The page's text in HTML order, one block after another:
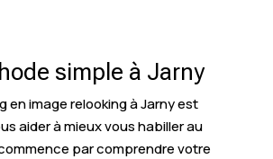
simple à Jarny
en image relooking à Jarny est
aider à mieux vous habiller au
par comprendre votre